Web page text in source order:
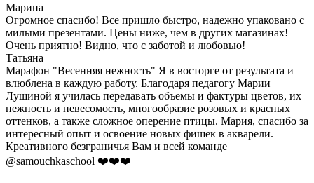
Марина
Огромное спасибо! Все пришло быстро, надежно упаковано с
милыми презентами. Цены ниже, чем в других магазинах!
Очень приятно! Видно, что с заботой и любовью!
Татьяна
Марафон "Весенняя нежность" Я в восторге от результата и
влюблена в каждую работу. Благодаря педагогу Марии
Лушиной я училась передавать объемы и фактуры цветов, их
нежность и невесомость, многообразие розовых и красных
оттенков, а также сложное оперение птицы. Мария, спасибо за
интересный опыт и освоение новых фишек в акварели.
Креативного безграничья Вам и всей команде
@samouchkaschool ❤️❤️❤️